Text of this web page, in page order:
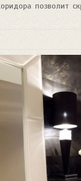
позволит